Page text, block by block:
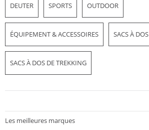
DEUTER SPORTS OUTDOOR
ÉQUIPEMENT & ACCESSOIRES SACS À DOS
SACS À DOS DE TREKKING
Les meilleures marques